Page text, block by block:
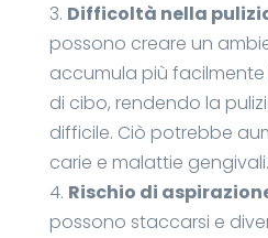
3. Difficoltà nella
possono creare un
accumula più
di cibo, rendendo la
difficile. Ciò potrebbe
carie e malattie gengivali.
4. Rischio di
possono staccarsi e